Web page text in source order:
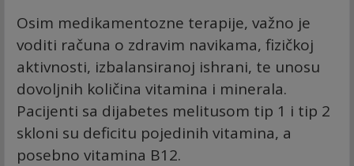
Osim medikamentozne terapije, važno je
voditi računa o zdravim navikama, fizičkoj
aktivnosti, izbalansiranoj ishrani, te unosu
dovoljnih količina vitamina i minerala.
Pacijenti sa dijabetes melitusom tip 1 i tip 2
skloni su deficitu pojedinih vitamina, a
posebno vitamina B12.